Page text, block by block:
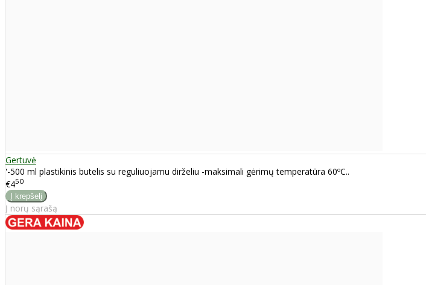
Gertuvė
'-500 ml plastikinis butelis su reguliuojamu dirželiu -maksimali gėrimų temperatūra 60ºC..
€450
Į norų sąrašą